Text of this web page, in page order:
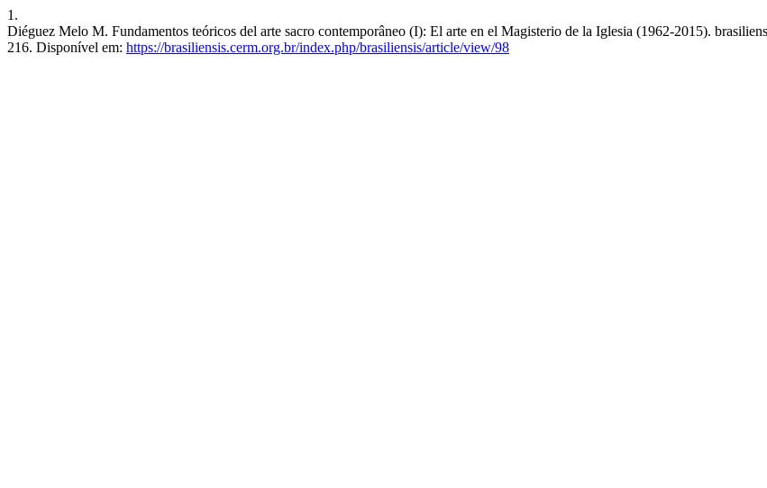
1.
Diéguez Melo M. Fundamentos teóricos del arte sacro contemporâneo (I): El arte en el Magisterio de la Iglesia (1962-2015).
216. Disponível em: https://brasiliensis.cerm.org.br/index.php/brasiliensis/article/view/98